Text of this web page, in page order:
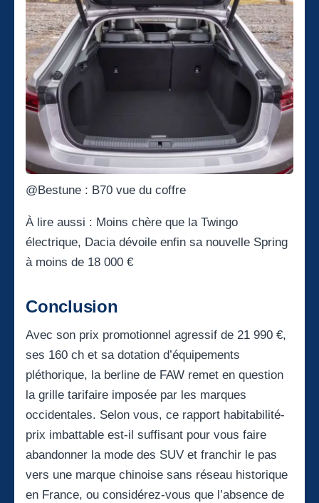
@Bestune : B70 vue du coffre
À lire aussi : Moins chère que la Twingo
électrique, Dacia dévoile enfin sa nouvelle Spring
à moins de 18 000 €
Conclusion
Avec son prix promotionnel agressif de 21 990 €,
ses 160 ch et sa dotation d’équipements
pléthorique, la berline de FAW remet en question
la grille tarifaire imposée par les marques
occidentales. Selon vous, ce rapport habitabilité-
prix imbattable est-il suffisant pour vous faire
abandonner la mode des SUV et franchir le pas
vers une marque chinoise sans réseau historique
en France, ou considérez-vous que l’absence de